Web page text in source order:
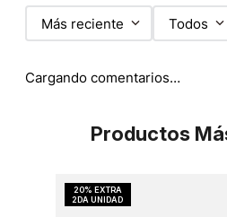
Más reciente Todos
Cargando comentarios…
Productos